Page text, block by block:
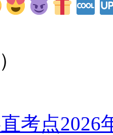
）
考点2026